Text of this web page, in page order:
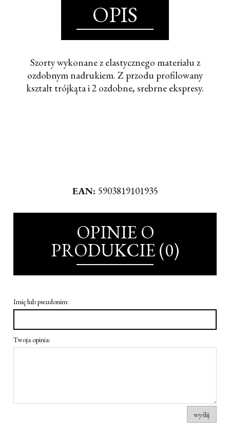
OPIS
Szorty wykonane z elastycznego materiału z
ozdobnym nadrukiem. Z przodu profilowany
kształt trójkąta i 2 ozdobne, srebrne ekspresy.
EAN: 5903819101935
OPINIE O
PRODUKCIE (0)
Imię lub pseudonim:
Twoja opinia:
wyślij